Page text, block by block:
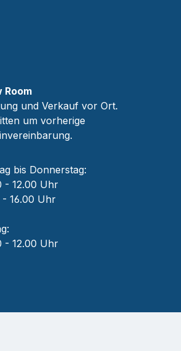
Room
und Verkauf vor Ort.
um vorherige
bis Donnerstag:
- 12.00 Uhr
- 16.00 Uhr
- 12.00 Uhr